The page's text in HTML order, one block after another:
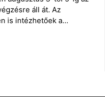
áll át. Az
is intézhetőek a…